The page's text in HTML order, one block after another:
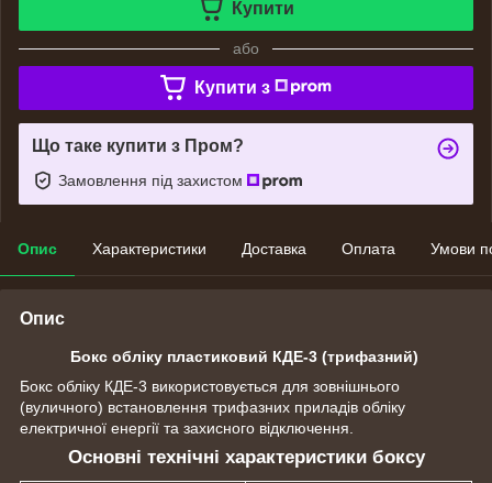
Купити
або
Купити з
Що таке купити з Пром?
Замовлення під захистом
Опис Характеристики Доставка Оплата Умови
Опис
Бокс обліку пластиковий КДЕ-3 (трифазний)
Бокс обліку КДЕ-3 використовується для зовнішнього
(вуличного) встановлення трифазних приладів обліку
електричної енергії та захисного відключення.
Основні технічні характеристики боксу